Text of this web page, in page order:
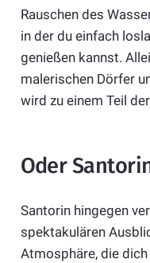
Rauschen des
in der du einfach
genießen kannst.
malerischen Dörfer
wird zu einem Teil
Oder
Santorin hingegen
spektakulären
Atmosphäre, die